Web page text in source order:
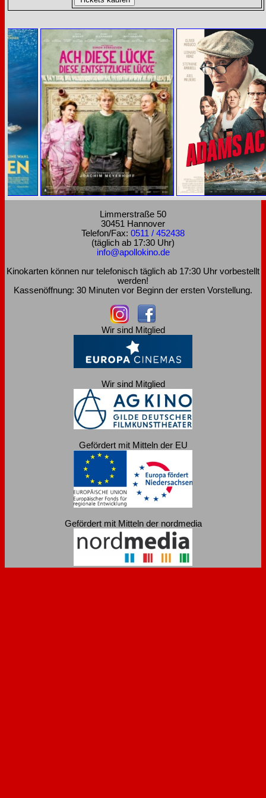
Limmerstraße 50
30451 Hannover
Telefon/Fax: 0511 / 452438
(täglich ab 17:30 Uhr)
info@apollokino.de
Kinokarten können nur telefonisch täglich ab 17:30 Uhr vorbestellt
werden!
Kassenöffnung: 30 Minuten vor Beginn der ersten Vorstellung.
Wir sind Mitglied
Wir sind Mitglied
Gefördert mit Mitteln der EU
Gefördert mit Mitteln der nordmedia